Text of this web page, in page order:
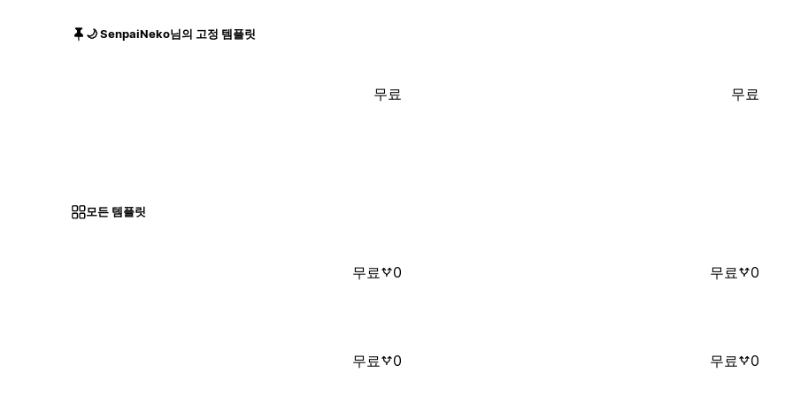
🌙 SenpaiNeko님의 고정 템플릿
무료 무료
모든 템플릿
무료 0 무료 0
무료 0 무료 0